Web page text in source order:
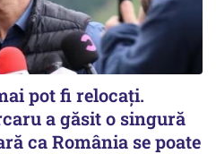
pot fi relocați.
a găsit o singură
ca România se poate